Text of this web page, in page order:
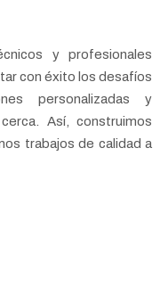
y profesionales
con éxito los desafíos
personalizadas y
Así, construimos
trabajos de calidad a